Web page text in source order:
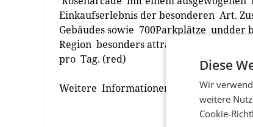
Einkaufserlebnis der besonderen Art.
Gebäudes sowie 700Parkplätze
Region besonders attraktiv. Das zeigen
pro Tag. (red)
Weitere Informationen auf
Diese
Wir
weitere
Cookie-